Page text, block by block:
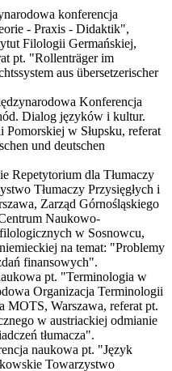
konferencja
- Praxis - Didaktik",
Filologii Germańskiej,
pt. "Rollenträger im
aus übersetzerischer
Konferencja
Dialog języków i kultur.
w Słupsku, referat
und deutschen
Repetytorium dla Tłumaczy
Tłumaczy Przysięgłych i
Zarząd Górnośląskiego
Naukowo-
w Sosnowcu,
na temat: "Problemy
finansowych".
pt. "Terminologia w
Organizacja Terminologii
MOTS, Warszawa, referat pt.
w austriackiej odmianie
tłumacza".
naukowa pt. "Język
Towarzystwo